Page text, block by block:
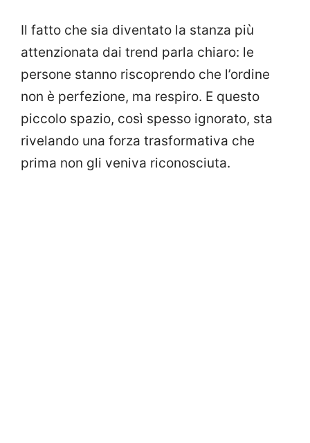
Il fatto che sia diventato la stanza più
attenzionata dai trend parla chiaro: le
persone stanno riscoprendo che l’ordine
non è perfezione, ma respiro. E questo
piccolo spazio, così spesso ignorato, sta
rivelando una forza trasformativa che
prima non gli veniva riconosciuta.